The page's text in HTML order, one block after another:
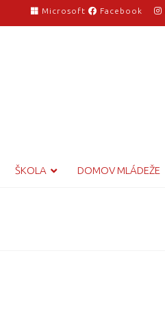
Microsoft Facebook
ŠKOLA DOMOV MLÁDEŽE